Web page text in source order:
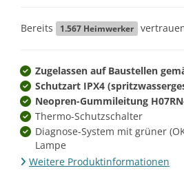
Bereits 1.567 Heimwerker
Zugelassen auf Baustellen
Schutzart IPX4
Neopren-Gummileitung
Thermo-Schutzschalter
Diagnose-System mit grüner
Lampe
Weitere Produktinformationen